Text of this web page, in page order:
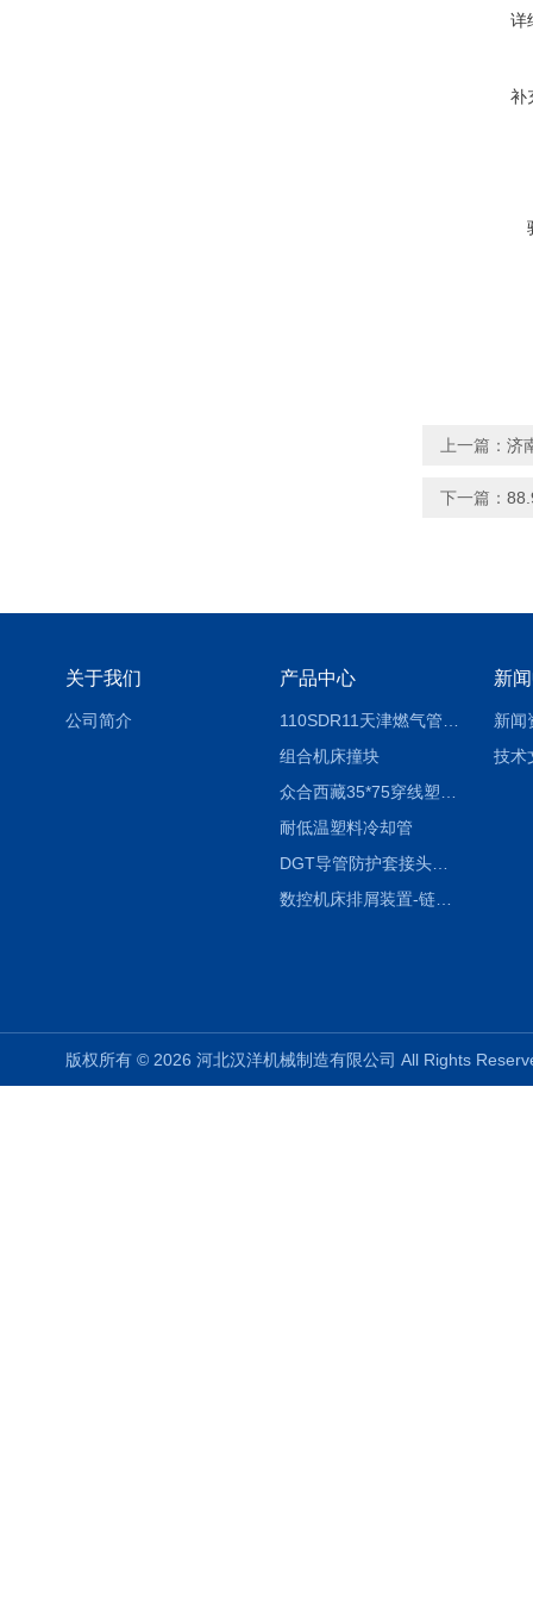
详
补
上一篇： 济
下一篇：
关于我们
公司简介
产品中心
组合机床撞块
耐低温塑料冷却管
DGT导管防护套接头形式与参数
数控机床排屑装置-链板式排屑机
新
新闻
技术
版权所有 © 2026 河北汉洋机械制造有限公司 All Rights